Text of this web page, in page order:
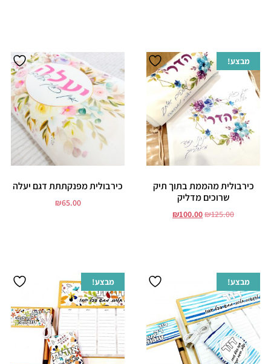
מבצע!
כירבולית מהממת בתוך תיק
שרוכים מדליק
₪125.00
₪100.00
כירבולית מפנקתתת דגם יעלה
₪65.00
מבצע! מבצע!